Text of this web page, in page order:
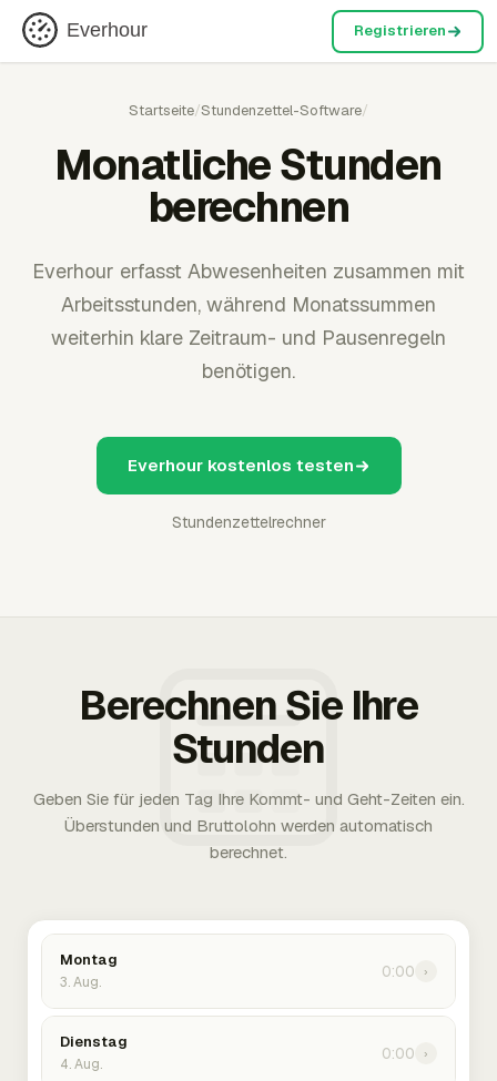
Everhour Registrieren
Startseite/Stundenzettel-Software/
Monatliche Stunden
berechnen
Everhour erfasst Abwesenheiten zusammen mit
Arbeitsstunden, während Monatssummen
weiterhin klare Zeitraum- und Pausenregeln
benötigen.
Everhour kostenlos testen
Stundenzettelrechner
Berechnen Sie Ihre
Stunden
Geben Sie für jeden Tag Ihre Kommt- und Geht-Zeiten ein.
Überstunden und Bruttolohn werden automatisch
berechnet.
Montag
3. Aug.
0:00 ›
Dienstag
4. Aug.
0:00 ›